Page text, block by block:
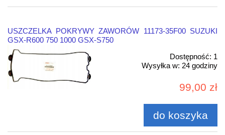
USZCZELKA POKRYWY ZAWORÓW 11173-35F00 SUZUKI
GSX-R600 750 1000 GSX-S750
Dostępność: 1
Wysyłka w: 24 godziny
99,00 zł
do koszyka